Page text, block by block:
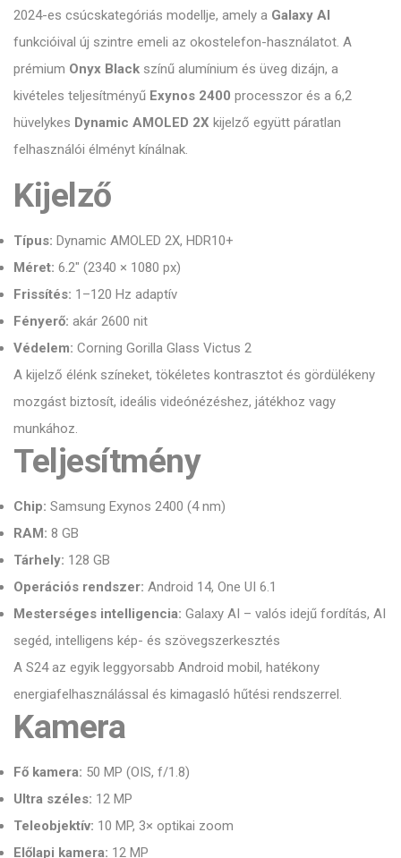
2024-es csúcskategóriás modellje, amely a Galaxy AI
funkcióival új szintre emeli az okostelefon-használatot. A
prémium Onyx Black színű alumínium és üveg dizájn, a
kivételes teljesítményű Exynos 2400 processzor és a 6,2
hüvelykes Dynamic AMOLED 2X kijelző együtt páratlan
felhasználói élményt kínálnak.
Kijelző
Típus: Dynamic AMOLED 2X, HDR10+
Méret: 6.2" (2340 × 1080 px)
Frissítés: 1–120 Hz adaptív
Fényerő: akár 2600 nit
Védelem: Corning Gorilla Glass Victus 2
A kijelző élénk színeket, tökéletes kontrasztot és gördülékeny
mozgást biztosít, ideális videónézéshez, játékhoz vagy
munkához.
Teljesítmény
Chip: Samsung Exynos 2400 (4 nm)
RAM: 8 GB
Tárhely: 128 GB
Operációs rendszer: Android 14, One UI 6.1
Mesterséges intelligencia: Galaxy AI – valós idejű fordítás, AI
segéd, intelligens kép- és szövegszerkesztés
A S24 az egyik leggyorsabb Android mobil, hatékony
energiafelhasználással és kimagasló hűtési rendszerrel.
Kamera
Fő kamera: 50 MP (OIS, f/1.8)
Ultra széles: 12 MP
Teleobjektív: 10 MP, 3× optikai zoom
Előlapi kamera: 12 MP